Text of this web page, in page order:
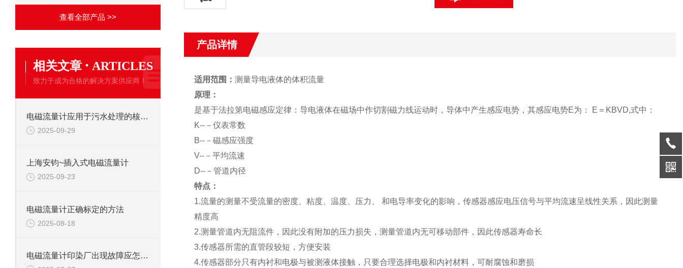
查看全部产品 >>
相关文章 · ARTICLES
致力于成为合格的解决方案供应商！
电磁流量计应用于污水处理的核心优势
2025-09-29
上海安钧~插入式电磁流量计
2025-09-23
电磁流量计正确标定的方法
2025-08-18
电磁流量计印染厂出现故障应怎样排查呢？
产品详情
适用范围： 测量导电液体的体积流量
原理：
是基于法拉第电磁感应定律：导电液体在磁场中作切割磁力线运动时，导体中产生感应电势，其感应电势E为： E＝KBVD,式中：
K--－仪表常数
B--－磁感应强度
V--－平均流速
D--－管道内径
特点：
1.流量的测量不受流量的密度、粘度、温度、压力、 和电导率变化的影响，传感器感应电压信号与平均流速呈线性关系，因此测量
精度高
2.测量管道内无阻流件，因此没有附加的压力损失，测量管道内无可移动部件，因此传感器寿命长
3.传感器所需的直管段较短，方便安装
4.传感器部分只有内衬和电极与被测液体接触，只要合理选择电极和内衬材料，可耐腐蚀和磨损